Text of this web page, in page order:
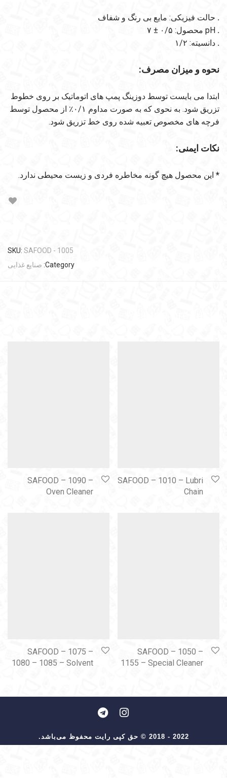
حالت فیزیکی: مایع بی رنگ و شفاف
دانسیته: ۱/۲
نحوه و میزان مصرف:
ابتدا می بایست توسط دوزینگ پمپ های اتوماتیک بر روی خطوط
تزریق شود. به نحوی که به صورت مداوم ۰/۱٪ از محصول توسط
فرچه های مخصوص تعبیه شده روی خط تزریق شود.
نکات ایمنی:
این محصول هیچ گونه مخاطره فردی و زیست محیطی ندارد.
SKU:SAFOOD - 1005
Category: صنایع غذایی
SAFOOD – 1090 –
Oven Cleaner
SAFOOD – 1010 – Lubri
Chain
SAFOOD – 1075 –
1080 – 1085 – Solvent
SAFOOD – 1050 –
1155 – Special Cleaner
2022 - 2018 © حق کپی رایت محفوظ می‌باشد.